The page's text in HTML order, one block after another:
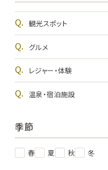
観光スポット
グルメ
レジャー・体験
温泉・宿泊施設
季節
春 夏 秋 冬